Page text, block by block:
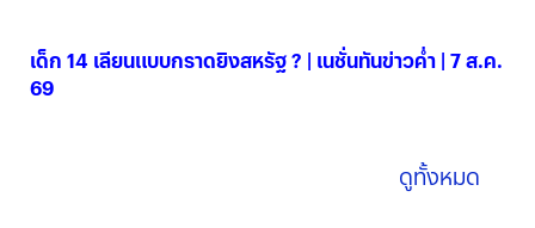
เด็ก 14 เลียนแบบกราดยิงสหรัฐ ? | เนชั่นทันข่าวค่ำ | 7 ส.ค.
69
ดูทั้งหมด